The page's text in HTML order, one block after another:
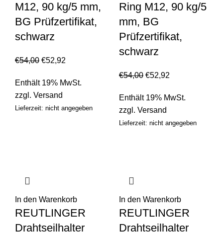
M12, 90 kg/5 mm,
BG Prüfzertifikat,
schwarz
€54,00 €52,92
Enthält 19% MwSt.
zzgl. Versand
Lieferzeit: nicht angegeben
Ring M12, 90 kg/5
mm, BG
Prüfzertifikat,
schwarz
€54,00 €52,92
Enthält 19% MwSt.
zzgl. Versand
Lieferzeit: nicht angegeben
In den Warenkorb
REUTLINGER
Drahtseilhalter
In den Warenkorb
REUTLINGER
Drahtseilhalter